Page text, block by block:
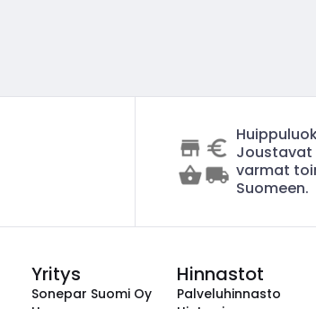
Joustavat
varmat
Suomeen.
Yritys
Sonepar Suomi Oy
Hinnastot
Palveluhinnasto